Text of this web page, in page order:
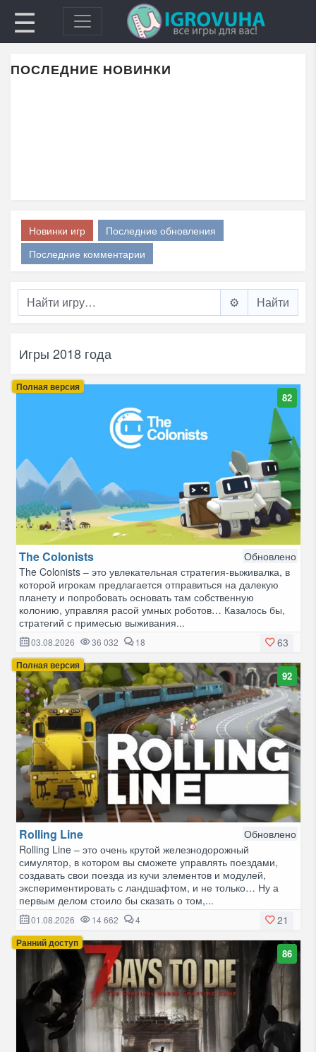
☰
ПОСЛЕДНИЕ НОВИНКИ
Новинки игр
Последние обновления
Последние комментарии
⚙️
Игры 2018 года
Полная версия
82
The Colonists
Обновлено
The Colonists – это увлекательная стратегия-выживалка, в
которой игрокам предлагается отправиться на далекую
планету и попробовать основать там собственную
колонию, управляя расой умных роботов… Казалось бы,
стратегий с примесью выживания...
63
03.08.2026 36 032 18
Полная версия
92
Rolling Line
Обновлено
Rolling Line – это очень крутой железнодорожный
симулятор, в котором вы сможете управлять поездами,
создавать свои поезда из кучи элементов и модулей,
экспериментировать с ландшафтом, и не только… Ну а
первым делом стоило бы сказать о том,...
21
01.08.2026 14 662 4
Ранний доступ
86